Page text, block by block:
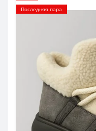
Последняя пара